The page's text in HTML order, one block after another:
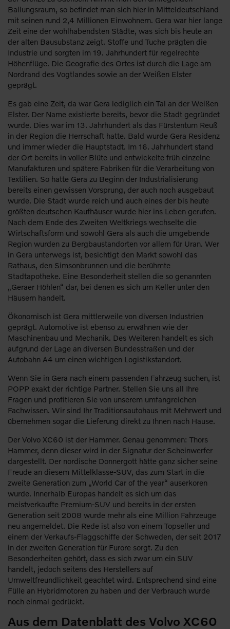
Ballungsraum, so befindet man sich hier in Mitteldeutschland
mit seinen rund 2,4 Millionen Einwohnern. Gera war hier lange
Zeit eine der wohlhabendsten Städte, was sich bis heute an
der alten Bausubstanz zeigt. Stoffe und Tuche prägten die
Industrie und sorgten im 19. Jahrhundert für regelrechte
Höhenflüge. Die Geografie des Ortes ist durch die Lage am
Nordrand des Vogtlandes sowie an der Weißen Elster
geprägt.
Es gab eine Zeit, da war Gera lediglich ein Tal an der Weißen
Elster. Der Name existierte bereits, bevor die Stadt gegründet
wurde. Dies war im 13. Jahrhundert als das Fürstentum Reuß
in der Region die Herrschaft hatte. Bald wurde Gera Residenz
und immer wieder die Hauptstadt. Im 16. Jahrhundert stand
der Ort bereits in voller Blüte und entwickelte früh einzelne
Manufakturen und spätere Fabriken für die Verarbeitung von
Textilien. So hatte Gera zu Beginn der Industrialisierung
bereits einen gewissen Vorsprung, der auch noch ausgebaut
wurde. Die Stadt wurde reich und auch eines der bis heute
größten deutschen Kaufhäuser wurde hier ins Leben gerufen.
Nach dem Ende des Zweiten Weltkriegs wechselte die
Wirtschaftsform und sowohl Gera als auch die umgebende
Region wurden zu Bergbaustandorten vor allem für Uran. Wer
in Gera unterwegs ist, besichtigt den Markt sowohl das
Rathaus, den Simsonbrunnen und die berühmte
Stadtapotheke. Eine Besonderheit stellen die so genannten
„Geraer Höhlen“ dar, bei denen es sich um Keller unter den
Häusern handelt.
Ökonomisch ist Gera mittlerweile von diversen Industrien
geprägt. Automotive ist ebenso zu erwähnen wie der
Maschinenbau und Mechanik. Des Weiteren handelt es sich
aufgrund der Lage an diversen Bundesstraßen und der
Autobahn A4 um einen wichtigen Logistikstandort.
Wenn Sie in Gera nach einem passenden Fahrzeug suchen, ist
POPP exakt der richtige Partner. Stellen Sie uns all Ihre
Fragen und profitieren Sie von unserem umfangreichen
Fachwissen. Wir sind Ihr Traditionsautohaus mit Mehrwert und
übernehmen sogar die Lieferung direkt zu Ihnen nach Hause.
Der Volvo XC60 ist der Hammer. Genau genommen: Thors
Hammer, denn dieser wird in der Signatur der Scheinwerfer
dargestellt. Der nordische Donnergott hätte ganz sicher seine
Freude an diesem Mittelklasse-SUV, das zum Start in die
zweite Generation zum „World Car of the year“ auserkoren
wurde. Innerhalb Europas handelt es sich um das
meistverkaufte Premium-SUV und bereits in der ersten
Generation seit 2008 wurde mehr als eine Million Fahrzeuge
neu angemeldet. Die Rede ist also von einem Topseller und
einem der Verkaufs-Flaggschiffe der Schweden, der seit 2017
in der zweiten Generation für Furore sorgt. Zu den
Besonderheiten gehört, dass es sich zwar um ein SUV
handelt, jedoch seitens des Herstellers auf
Umweltfreundlichkeit geachtet wird. Entsprechend sind eine
Fülle an Hybridmotoren zu haben und der Verbrauch wurde
noch einmal gedrückt.
Aus dem Datenblatt des Volvo XC60